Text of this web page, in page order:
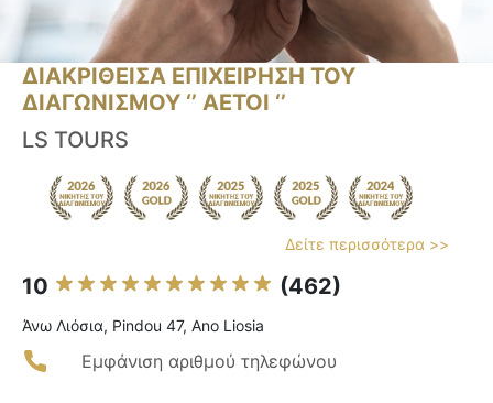
ΔΙΑΚΡΙΘΕΙΣΑ ΕΠΙΧΕΙΡΗΣΗ ΤΟΥ
ΔΙΑΓΩΝΙΣΜΟΥ ‘’ ΑΕΤΟΙ ‘’
LS TOURS
Δείτε περισσότερα >>
10 (462)
Άνω Λιόσια, Pindou 47, Ano Liosia
Εμφάνιση αριθμού τηλεφώνου